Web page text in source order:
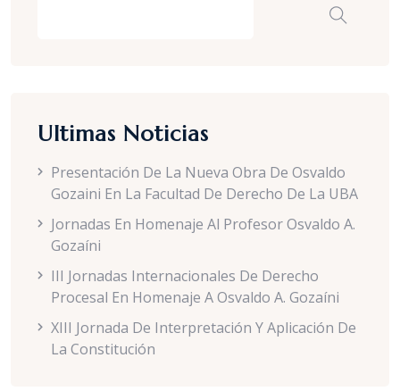
Ultimas Noticias
Presentación De La Nueva Obra De Osvaldo
Gozaini En La Facultad De Derecho De La UBA
Jornadas En Homenaje Al Profesor Osvaldo A.
Gozaíni
III Jornadas Internacionales De Derecho
Procesal En Homenaje A Osvaldo A. Gozaíni
XIII Jornada De Interpretación Y Aplicación De
La Constitución